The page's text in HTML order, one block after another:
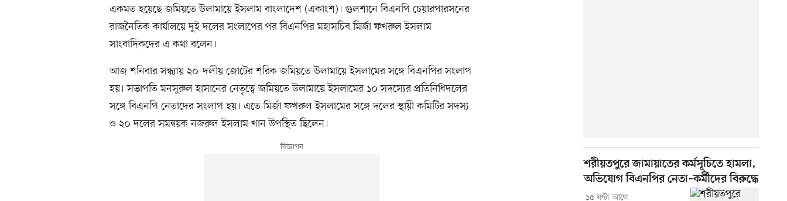
একমত হয়েছে জমিয়তে উলামায়ে ইসলাম বাংলাদেশ (একাংশ)। গুলশানে বিএনপি চেয়ারপারসনের
রাজনৈতিক কার্যালয়ে দুই দলের সংলাপের পর বিএনপির মহাসচিব মির্জা ফখরুল ইসলাম
সাংবাদিকদের এ কথা বলেন।
আজ শনিবার সন্ধ্যায় ২০-দলীয় জোটের শরিক জমিয়তে উলামায়ে ইসলামের সঙ্গে বিএনপির সংলাপ
হয়। সভাপতি মনসুরুল হাসানের নেতৃত্বে জমিয়তে উলামায়ে ইসলামের ১০ সদস্যের প্রতিনিধিদলের
সঙ্গে বিএনপি নেতাদের সংলাপ হয়। এতে মির্জা ফখরুল ইসলামের সঙ্গে দলের স্থায়ী কমিটির সদস্য
ও ২০ দলের সমন্বয়ক নজরুল ইসলাম খান উপস্থিত ছিলেন।
শরীয়তপুরে জামায়াতের কর্মসূচিতে হামলা,
অভিযোগ বিএনপির নেতা–কর্মীদের বিরুদ্ধে
১৫ ঘণ্টা আগে